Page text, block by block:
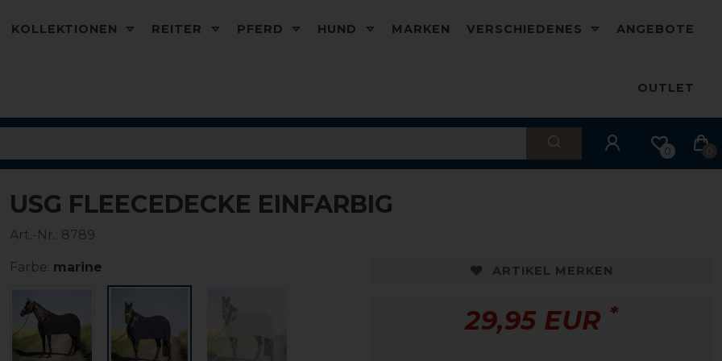
KOLLEKTIONEN REITER PFERD HUND MARKEN VERSCHIEDENES ANGEBOTE
OUTLET
0 0
USG FLEECEDECKE EINFARBIG
Art.-Nr.: 8789
Farbe: marine ARTIKEL MERKEN
29,95 EUR *